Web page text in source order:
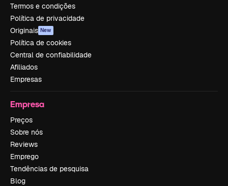
Termos e condições
Política de privacidade
Originais New
Política de cookies
Central de confiabilidade
Afiliados
Empresas
Empresa
Preços
Sobre nós
Reviews
Emprego
Tendências de pesquisa
Blog